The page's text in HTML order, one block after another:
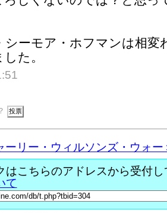
シーモア・ホフマンは相変
た。
ーリー・ウィルソンズ・ウォー
はこちらのアドレスから受付
て